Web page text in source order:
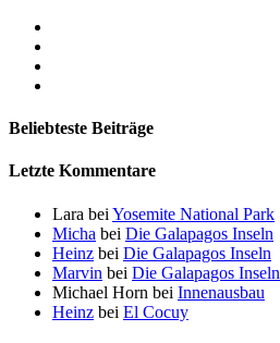
Beliebteste Beiträge
Letzte Kommentare
Lara bei Yosemite National Park
Micha bei Die Galapagos Inseln
Heinz bei Die Galapagos Inseln
Marvin bei Die Galapagos Inseln
Michael Horn bei Innenausbau
Heinz bei El Cocuy